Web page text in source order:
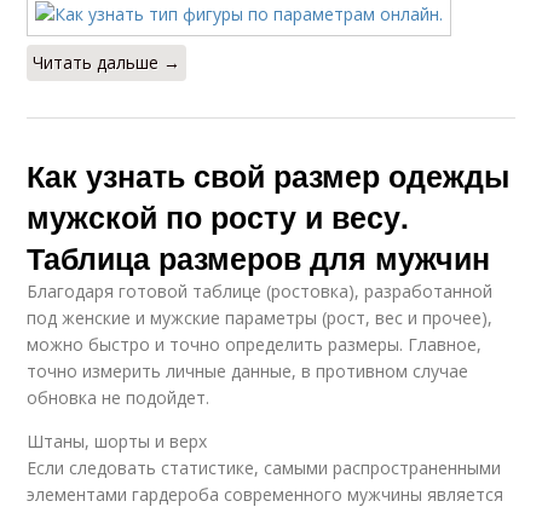
Читать дальше →
Как узнать свой размер одежды
мужской по росту и весу.
Таблица размеров для мужчин
Благодаря готовой таблице (ростовка), разработанной
под женские и мужские параметры (рост, вес и прочее),
можно быстро и точно определить размеры. Главное,
точно измерить личные данные, в противном случае
обновка не подойдет.
Штаны, шорты и верх
Если следовать статистике, самыми распространенными
элементами гардероба современного мужчины является